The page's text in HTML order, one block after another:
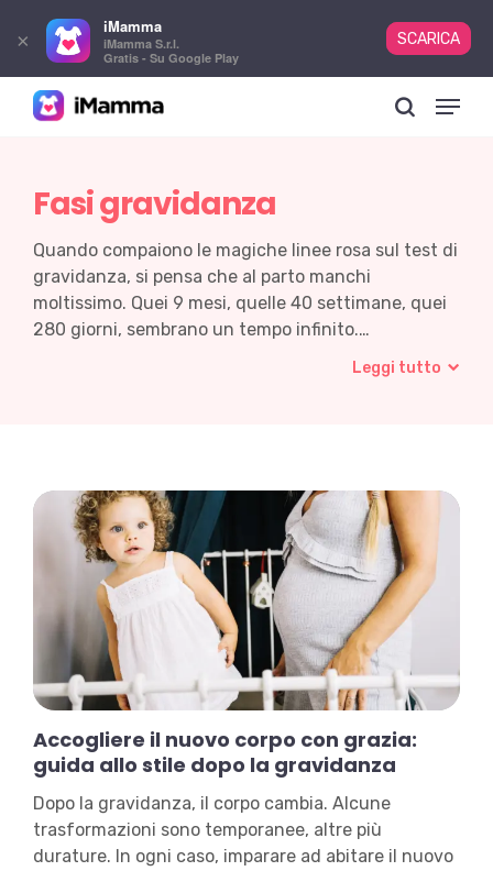
Menu
Fasi gravidanza
Quando compaiono le magiche linee rosa sul test di
gravidanza, si pensa che al parto manchi
moltissimo. Quei 9 mesi, quelle 40 settimane, quei
280 giorni, sembrano un tempo infinito.…
Leggi tutto
Accogliere il nuovo corpo con grazia:
guida allo stile dopo la gravidanza
Dopo la gravidanza, il corpo cambia. Alcune
trasformazioni sono temporanee, altre più
durature. In ogni caso, imparare ad abitare il nuovo
×
iMamma
iMamma S.r.l.
Gratis - Su Google Play
SCARICA